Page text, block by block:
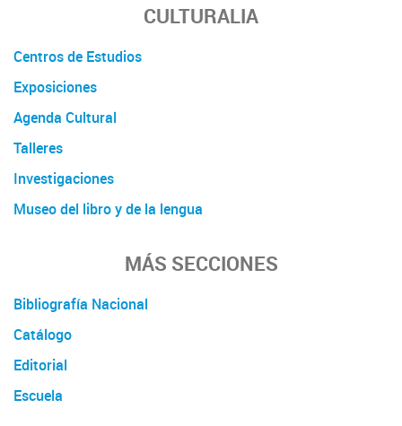
CULTURALIA
Centros de Estudios
Exposiciones
Agenda Cultural
Talleres
Investigaciones
Museo del libro y de la lengua
MÁS SECCIONES
Bibliografía Nacional
Catálogo
Editorial
Escuela